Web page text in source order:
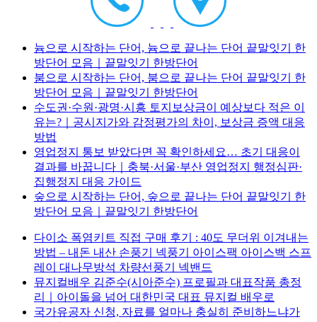
늄으로 시작하는 단어, 늄으로 끝나는 단어 끝말잇기 한
방단어 모음｜끝말잇기 한방단어
붐으로 시작하는 단어, 붐으로 끝나는 단어 끝말잇기 한
방단어 모음｜끝말잇기 한방단어
수도권·수원·광명·시흥 토지보상금이 예상보다 적은 이
유는?｜공시지가와 감정평가의 차이, 보상금 증액 대응
방법
영업정지 통보 받았다면 꼭 확인하세요… 초기 대응이
결과를 바꿉니다｜충북·서울·부산 영업정지 행정심판·
집행정지 대응 가이드
숲으로 시작하는 단어, 숲으로 끝나는 단어 끝말잇기 한
방단어 모음｜끝말잇기 한방단어
다이소 폭염키트 직접 구매 후기 : 40도 무더위 이겨내는
방법 – 내돈 내산 손풍기 넥풍기 아이스팩 아이스백 스프
레이 대나무방석 차량선풍기 넥밴드
뮤지컬배우 김준수(시아준수) 프로필과 대표작품 총정
리｜아이돌을 넘어 대한민국 대표 뮤지컬 배우로
국가유공자 신청, 자료를 얼마나 충실히 준비하느냐가